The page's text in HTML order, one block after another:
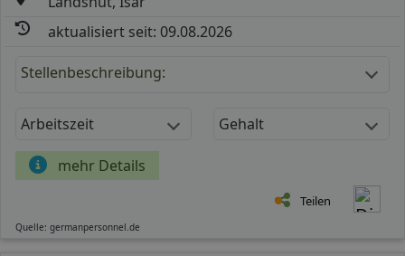
aktualisiert seit: 09.08.2026
Stellenbeschreibung:
Arbeitszeit Gehalt
mehr Details
Teilen
Quelle: germanpersonnel.de